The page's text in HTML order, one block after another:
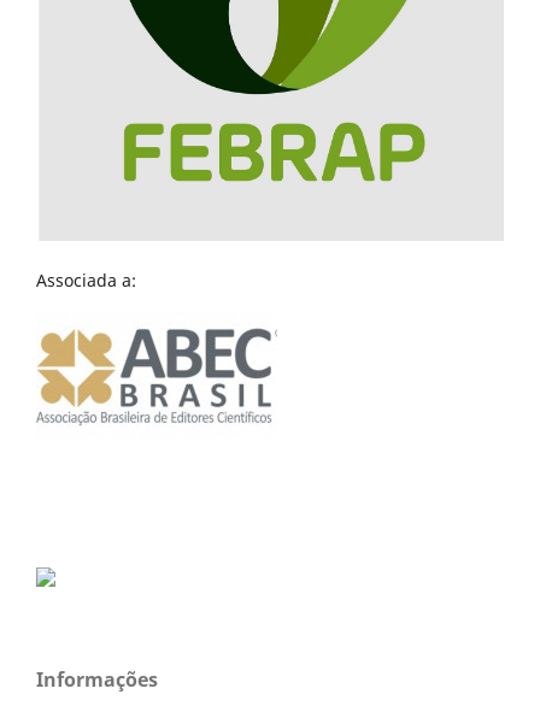
Associada a:
Informações